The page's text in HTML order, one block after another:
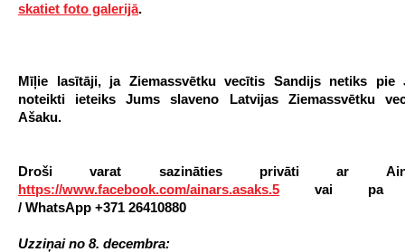
skatiet foto galerijā.
Mīļie lasītāji, ja Ziemassvētku vecītis Sandijs netiks pie
noteikti ieteiks Jums slaveno Latvijas Ziemassvētku
Ašaku.
Droši varat sazināties privāti ar
https://www.facebook.com/ainars.asaks.5 vai
/ WhatsApp +371 26410880
Uzziņai no 8. decembra: